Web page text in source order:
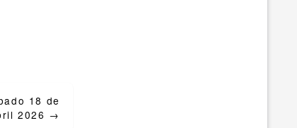
18 de
2026 →